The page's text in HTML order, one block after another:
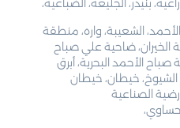
بنيدر، الجليعة، الضباعية،
الشعيبة، واره، منطقة
الخيران، ضاحية علي صباح
الأحمد البحرية، أبرق
الشيوخ، خيطان، خيطان
الصناعية